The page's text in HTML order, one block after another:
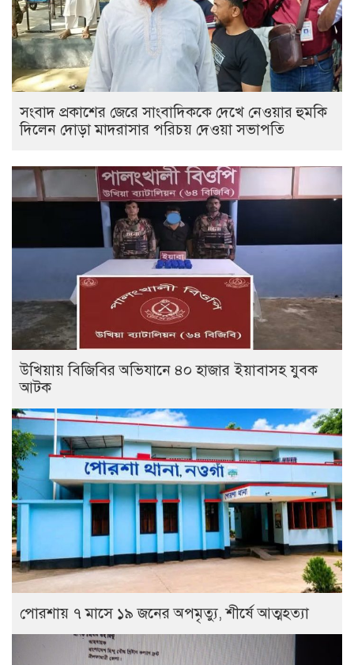
সংবাদ প্রকাশের জেরে সাংবাদিককে দেখে নেওয়ার হুমকি
দিলেন দোড়া মাদরাসার পরিচয় দেওয়া সভাপতি
উখিয়ায় বিজিবির অভিযানে ৪০ হাজার ইয়াবাসহ যুবক
আটক
পোরশায় ৭ মাসে ১৯ জনের অপমৃত্যু, শীর্ষে আত্মহত্যা